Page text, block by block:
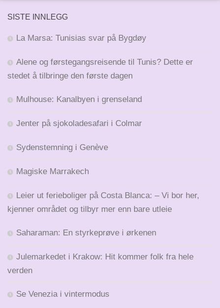
SISTE INNLEGG
La Marsa: Tunisias svar på Bygdøy
Alene og førstegangsreisende til Tunis? Dette er
stedet å tilbringe den første dagen
Mulhouse: Kanalbyen i grenseland
Jenter på sjokoladesafari i Colmar
Sydenstemning i Genève
Magiske Marrakech
Leier ut ferieboliger på Costa Blanca: – Vi bor her,
kjenner området og tilbyr mer enn bare utleie
Saharaman: En styrkeprøve i ørkenen
Julemarkedet i Krakow: Hit kommer folk fra hele
verden
Se Venezia i vintermodus